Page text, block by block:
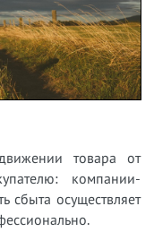
товара от
компании-
сбыта осуществляет